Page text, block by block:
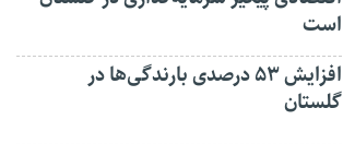
است
افزایش ۵۳ درصدی بارندگی‌ها در
گلستان